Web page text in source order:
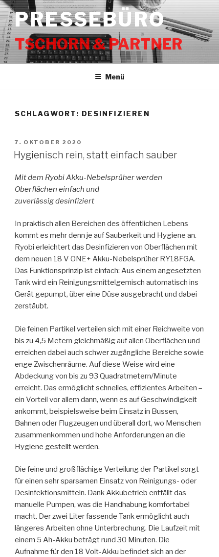
Zum
Inhalt
springenPRESSEBÜRO
TSCHORN & PARTNER
Menü
SCHLAGWORT: DESINFIZIEREN
VERÖFFENTLICHT
AM
7. OKTOBER 2020
Hygienisch rein, statt einfach sauber
Mit dem Ryobi Akku-Nebelsprüher werden
Oberflächen einfach und
zuverlässig desinfiziert
In praktisch allen Bereichen des öffentlichen Lebens
kommt es mehr denn je auf Sauberkeit und Hygiene an.
Ryobi erleichtert das Desinfizieren von Oberflächen mit
dem neuen 18 V ONE+ Akku-Nebelsprüher RY18FGA.
Das Funktionsprinzip ist einfach: Aus einem angesetzten
Tank wird ein Reinigungsmittelgemisch automatisch ins
Gerät gepumpt, über eine Düse ausgebracht und dabei
zerstäubt.
Die feinen Partikel verteilen sich mit einer Reichweite von
bis zu 4,5 Metern gleichmäßig auf allen Oberflächen und
erreichen dabei auch schwer zugängliche Bereiche sowie
enge Zwischenräume. Auf diese Weise wird eine
Abdeckung von bis zu 93 Quadratmetern/Minute
erreicht. Das ermöglicht schnelles, effizientes Arbeiten –
ein Vorteil vor allem dann, wenn es auf Geschwindigkeit
ankommt, beispielsweise beim Einsatz in Bussen,
Bahnen oder Flugzeugen und überall dort, wo Menschen
zusammenkommen und hohe Anforderungen an die
Hygiene gestellt werden.
Die feine und großflächige Verteilung der Partikel sorgt
für einen sehr sparsamen Einsatz von Reinigungs- oder
Desinfektionsmitteln. Dank Akkubetrieb entfällt das
manuelle Pumpen, was die Handhabung komfortabel
macht. Der zwei Liter fassende Tank ermöglicht auch
längeres Arbeiten ohne Unterbrechung. Die Laufzeit mit
einem 5 Ah-Akku beträgt rund 30 Minuten. Die
Aufnahme für den 18 Volt-Akku befindet sich an der